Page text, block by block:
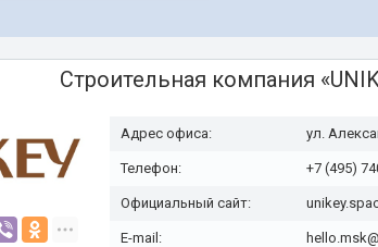
Строительная компания «
Адрес офиса: ул.
Телефон: +7 (495)
Официальный сайт:
E-mail: